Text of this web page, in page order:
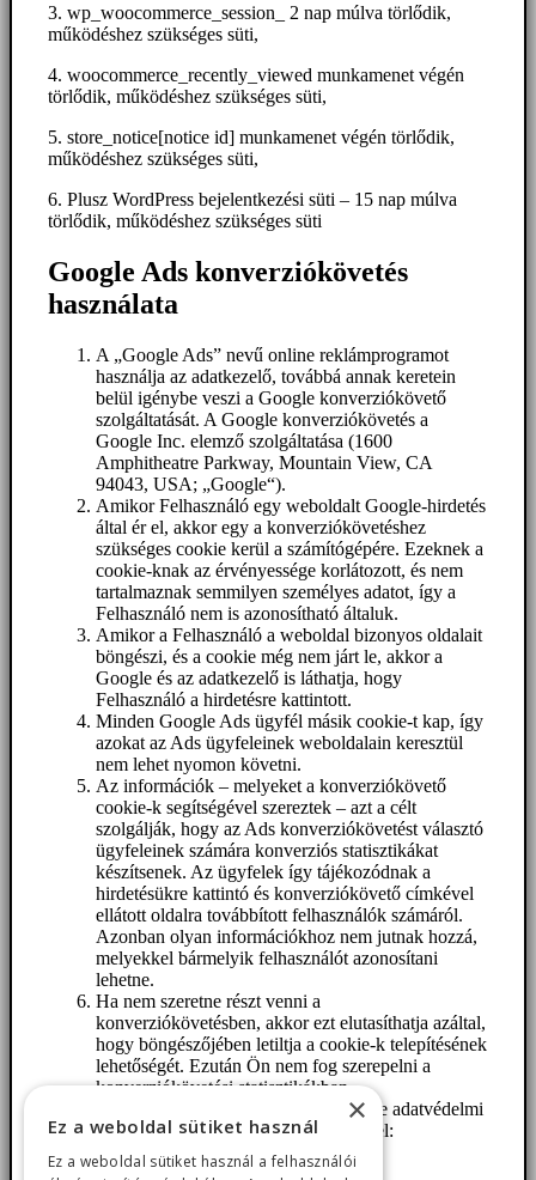
3. wp_woocommerce_session_ 2 nap múlva törlődik,
működéshez szükséges süti,
4. woocommerce_recently_viewed munkamenet végén
törlődik, működéshez szükséges süti,
5. store_notice[notice id] munkamenet végén törlődik,
működéshez szükséges süti,
6. Plusz WordPress bejelentkezési süti – 15 nap múlva
törlődik, működéshez szükséges süti
Google Ads konverziókövetés
használata
A „Google Ads” nevű online reklámprogramot
használja az adatkezelő, továbbá annak keretein
belül igénybe veszi a Google konverziókövető
szolgáltatását. A Google konverziókövetés a
Google Inc. elemző szolgáltatása (1600
Amphitheatre Parkway, Mountain View, CA
94043, USA; „Google“).
Amikor Felhasználó egy weboldalt Google-hirdetés
által ér el, akkor egy a konverziókövetéshez
szükséges cookie kerül a számítógépére. Ezeknek a
cookie-knak az érvényessége korlátozott, és nem
tartalmaznak semmilyen személyes adatot, így a
Felhasználó nem is azonosítható általuk.
Amikor a Felhasználó a weboldal bizonyos oldalait
böngészi, és a cookie még nem járt le, akkor a
Google és az adatkezelő is láthatja, hogy
Felhasználó a hirdetésre kattintott.
Minden Google Ads ügyfél másik cookie-t kap, így
azokat az Ads ügyfeleinek weboldalain keresztül
nem lehet nyomon követni.
Az információk – melyeket a konverziókövető
cookie-k segítségével szereztek – azt a célt
szolgálják, hogy az Ads konverziókövetést választó
ügyfeleinek számára konverziós statisztikákat
készítsenek. Az ügyfelek így tájékozódnak a
hirdetésükre kattintó és konverziókövető címkével
ellátott oldalra továbbított felhasználók számáról.
Azonban olyan információkhoz nem jutnak hozzá,
melyekkel bármelyik felhasználót azonosítani
lehetne.
Ha nem szeretne részt venni a
konverziókövetésben, akkor ezt elutasíthatja azáltal,
hogy böngészőjében letiltja a cookie-k telepítésének
lehetőségét. Ezután Ön nem fog szerepelni a
konverziókövetési statisztikákban.
További információ valamint a Google adatvédelmi
nyilatkozata az alábbi oldalon érhető el:
www.google.de/policies/privacy/
×
Ez a weboldal sütiket használ
Ez a weboldal sütiket használ a felhasználói